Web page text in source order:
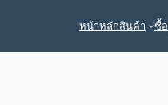
หน้าหลักสินค้า ซื้อ